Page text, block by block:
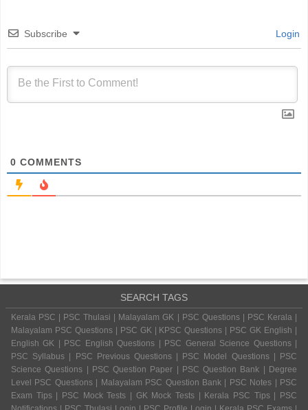
Subscribe Login
0 COMMENTS
SEARCH TAGS
Kerala PSC | PSC Thulasi | Malayalam GK | PSC Questions | PSC Kerala |
Malayalam PSC Questions | PSC GK | KPSC Questions | PSC GK English |
English GK | PSC English Questions | PSC General Science Questions |
PSC Syllabus | PSC Previous Questions | PSC Model Questions | PSC
Science Questions | PSC Question Paper | PSC Question Bank | Degree
Level PSC Questions | Malayalam PSC Question Bank | PSC Notes | PSC
Exam Tips | PSC Mock Tests | GK Mock Tests | Kerala PSC Tips | PSC